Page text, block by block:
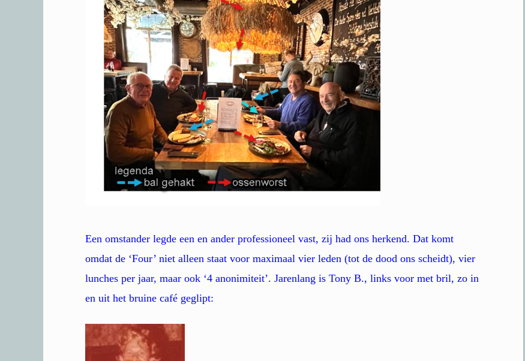
Een omstander legde een en ander professioneel vast, zij had ons herkend. Dat komt
omdat de ‘Four’ niet alleen staat voor maximaal vier leden (tot de dood ons scheidt), vier
lunches per jaar, maar ook ‘4 anonimiteit’. Jarenlang is Tony B., links voor met bril, zo in
en uit het bruine café geglipt: